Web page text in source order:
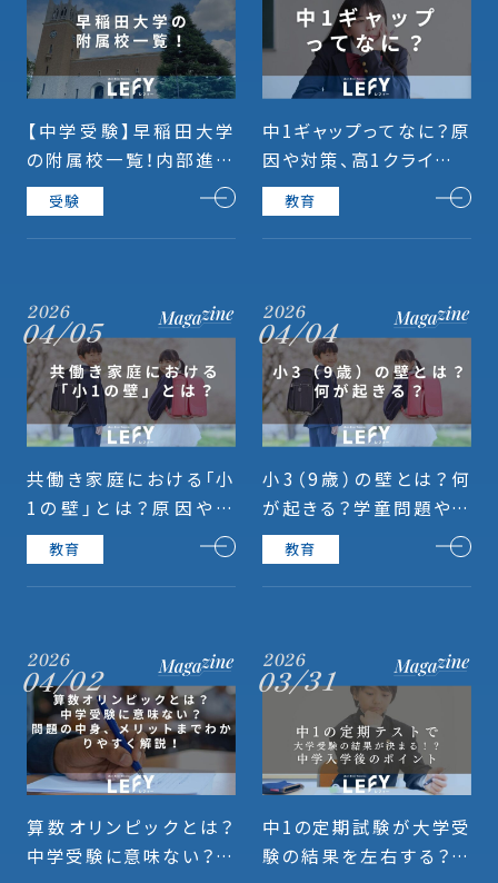
【中学受験】早稲田大学
の附属校一覧！内部進学
率や偏差値、入試日程ま
で紹介！
受験
中1ギャップってなに？原
因や対策、高1クライシス
との違いを徹底解説！
教育
2026
04/05
共働き家庭における「小
1の壁」とは？原因や仕
事・育児の両立のコツま
で解説！
教育
2026
04/04
小3（9歳）の壁とは？何
が起きる？学童問題や勉
強面での問題までわかり
やすく解説！
教育
2026
04/02
算数オリンピックとは？
中学受験に意味ない？問
2026
03/31
中1の定期試験が大学受
験の結果を左右する？一